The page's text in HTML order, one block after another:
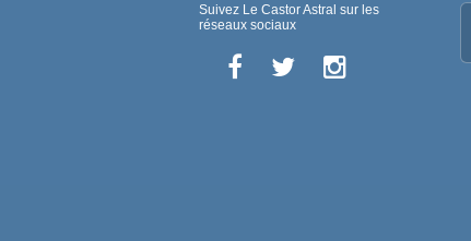
Suivez Le Castor Astral sur les
réseaux sociaux